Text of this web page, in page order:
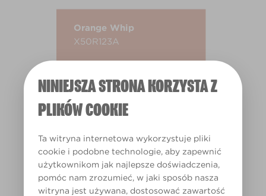
NINIEJSZA STRONA KORZYSTA Z
PLIKÓW COOKIE
Ta witryna internetowa wykorzystuje pliki
cookie i podobne technologie, aby zapewnić
użytkownikom jak najlepsze doświadczenia,
pomóc nam zrozumieć, w jaki sposób nasza
witryna jest używana, dostosować zawartość
Orange Whip
X50R123A